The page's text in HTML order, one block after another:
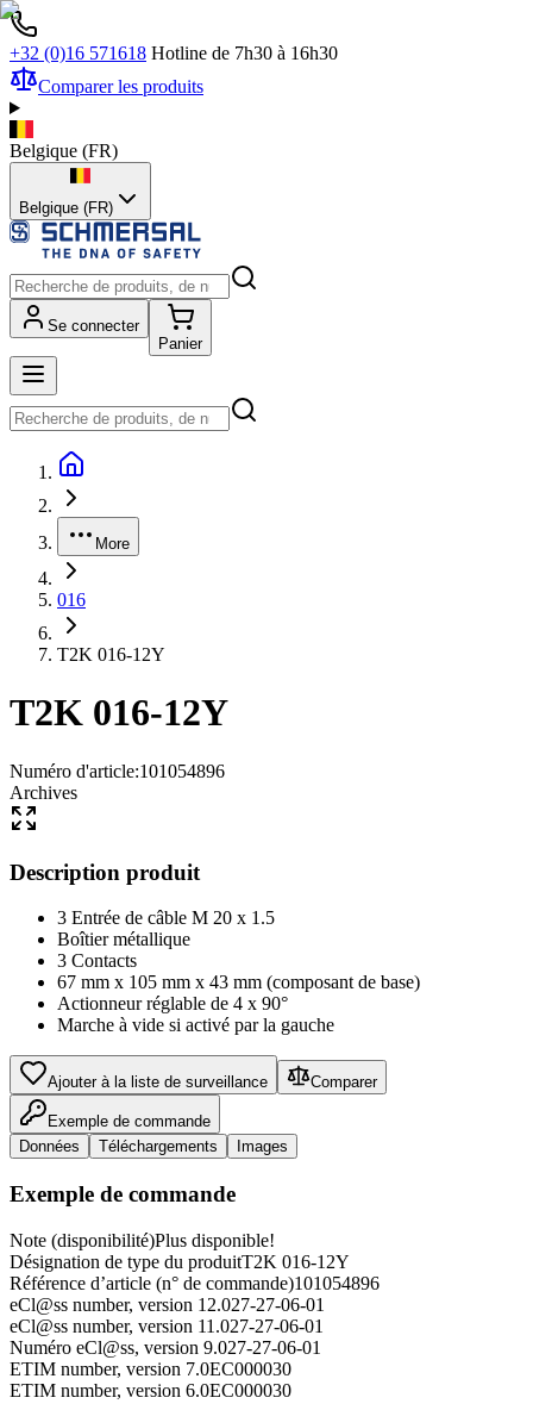
+32 (0)16 571618 Hotline de 7h30 à 16h30
Comparer les produits
Belgique (FR)
Belgique (FR)
Se connecter
Panier
More
016
T2K 016-12Y
T2K 016-12Y
Numéro d'article:101054896
Archives
Description produit
3 Entrée de câble M 20 x 1.5
Boîtier métallique
3 Contacts
67 mm x 105 mm x 43 mm (composant de base)
Actionneur réglable de 4 x 90°
Marche à vide si activé par la gauche
Ajouter à la liste de surveillance Comparer
Exemple de commande
Données
Téléchargements Images
Exemple de commande
Note (disponibilité)Plus disponible!
Désignation de type du produitT2K 016-12Y
Référence d’article (n° de commande)101054896
eCl@ss number, version 12.027-27-06-01
eCl@ss number, version 11.027-27-06-01
Numéro eCl@ss, version 9.027-27-06-01
ETIM number, version 7.0EC000030
ETIM number, version 6.0EC000030